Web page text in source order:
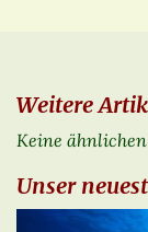
Weitere
Keine
Unser